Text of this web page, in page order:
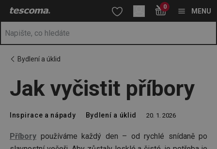
Nacházíte se na stránce Jak vyčistit příbory
Přejít na hlavní obsah
Přejít na vyhledávání
Přejít na navigaci 0
MENU
Bydlení a úklid
Jak vyčistit příbory
Inspirace a nápady Bydlení a úklid 20. 1. 2026
Příbory používáme každý den – od rychlé snídaně po